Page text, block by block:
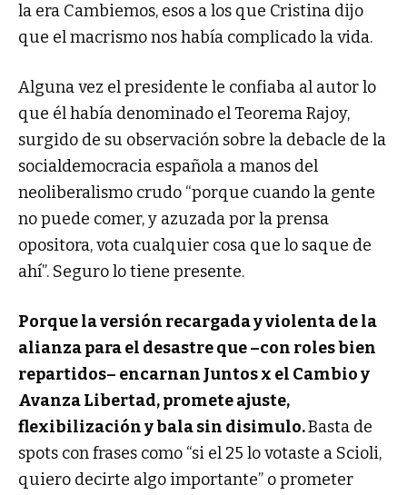
la era Cambiemos, esos a los que Cristina dijo
que el macrismo nos había complicado la vida.
Alguna vez el presidente le confiaba al autor lo
que él había denominado el Teorema Rajoy,
surgido de su observación sobre la debacle de la
socialdemocracia española a manos del
neoliberalismo crudo “porque cuando la gente
no puede comer, y azuzada por la prensa
opositora, vota cualquier cosa que lo saque de
ahí”. Seguro lo tiene presente.
Porque la versión recargada y violenta de la
alianza para el desastre que –con roles bien
repartidos– encarnan Juntos x el Cambio y
Avanza Libertad, promete ajuste,
flexibilización y bala sin disimulo.Basta de
spots con frases como “si el 25 lo votaste a Scioli,
quiero decirte algo importante” o prometer